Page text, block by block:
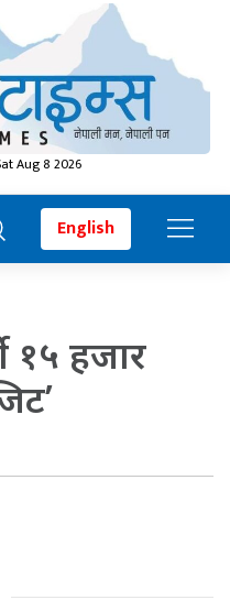
Aug 8 2026
English
१५ हजार